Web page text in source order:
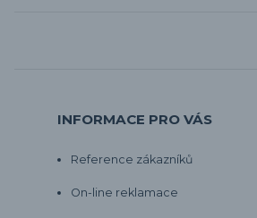
INFORMACE PRO VÁS
Reference zákazníků
On-line reklamace